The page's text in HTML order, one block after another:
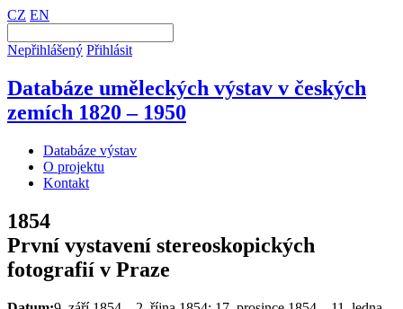
CZ EN
Nepřihlášený Přihlásit
Databáze uměleckých výstav v českých
zemích 1820 – 1950
Databáze výstav
O projektu
Kontakt
1854
První vystavení stereoskopických
fotografií v Praze